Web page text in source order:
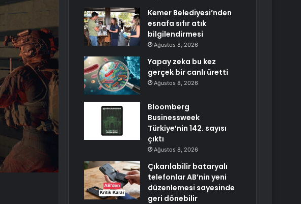
Kemer Belediyesi’nden
esnafa sıfır atık
bilgilendirmesi
Ağustos 8, 2026
Yapay zeka bu kez
gerçek bir canlı üretti
Ağustos 8, 2026
Bloomberg
Businessweek
Türkiye’nin 142. sayısı
çıktı
Ağustos 8, 2026
Çıkarılabilir bataryalı
telefonlar AB’nin yeni
düzenlemesi sayesinde
geri dönebilir